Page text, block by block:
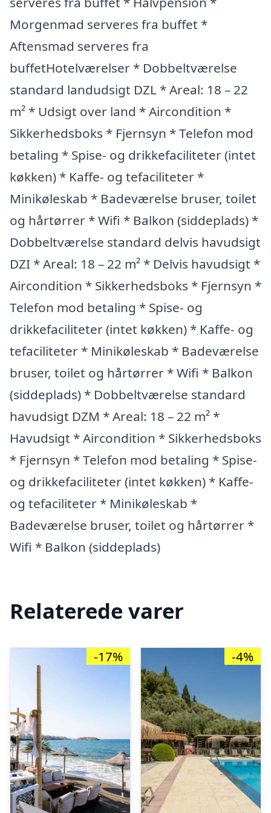
Morgenmad serveres fra buffet *
Aftensmad serveres fra
buffetHotelværelser * Dobbeltværelse
standard landudsigt DZL * Areal: 18 – 22
m² * Udsigt over land * Aircondition *
Sikkerhedsboks * Fjernsyn * Telefon mod
betaling * Spise- og drikkefaciliteter (intet
køkken) * Kaffe- og tefaciliteter *
Minikøleskab * Badeværelse bruser, toilet
og hårtørrer * Wifi * Balkon (siddeplads) *
Dobbeltværelse standard delvis havudsigt
DZI * Areal: 18 – 22 m² * Delvis havudsigt *
Aircondition * Sikkerhedsboks * Fjernsyn *
Telefon mod betaling * Spise- og
drikkefaciliteter (intet køkken) * Kaffe- og
tefaciliteter * Minikøleskab * Badeværelse
bruser, toilet og hårtørrer * Wifi * Balkon
(siddeplads) * Dobbeltværelse standard
havudsigt DZM * Areal: 18 – 22 m² *
Havudsigt * Aircondition * Sikkerhedsboks
* Fjernsyn * Telefon mod betaling * Spise-
og drikkefaciliteter (intet køkken) * Kaffe-
og tefaciliteter * Minikøleskab *
Badeværelse bruser, toilet og hårtørrer *
Wifi * Balkon (siddeplads)
Relaterede varer
-17% -4%